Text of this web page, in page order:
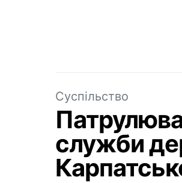
Суспільство
служби